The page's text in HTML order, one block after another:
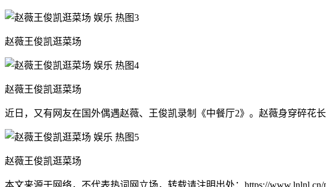
赵薇王俊凯逛菜场
赵薇王俊凯逛菜场
近日，又有网友在国外偶遇赵薇、王俊凯录制《中餐厅2》。赵薇身穿碎花
赵薇王俊凯逛菜场